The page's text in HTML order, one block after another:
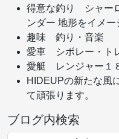
得意な釣り シャー
ンダー 地形をイメ
趣味 釣り・音楽
愛車 シボレー・ト
愛艇 レンジャー１
HIDEUPの新たな風
て頑張ります。
ブログ内検索